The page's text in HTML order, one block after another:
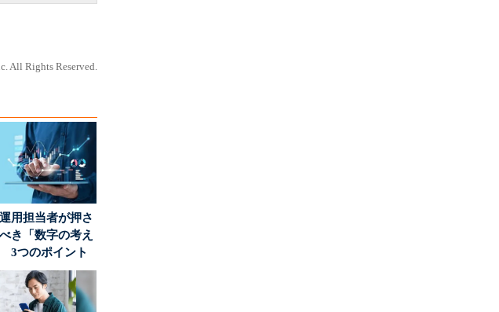
All Rights Reserved.
用担当者が押さ
き「数字の考え
3つのポイント